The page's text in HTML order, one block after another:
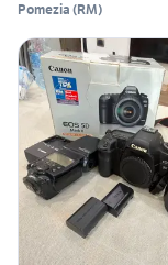
Pomezia (RM)